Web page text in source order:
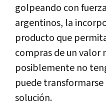
golpeando con
argentinos, la
producto que
compras de un valor
posiblemente no
puede
solución.